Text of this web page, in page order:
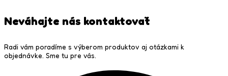
Neváhajte nás kontaktovať
Radi vám poradíme s výberom produktov aj otázkami k
objednávke. Sme tu pre vás.